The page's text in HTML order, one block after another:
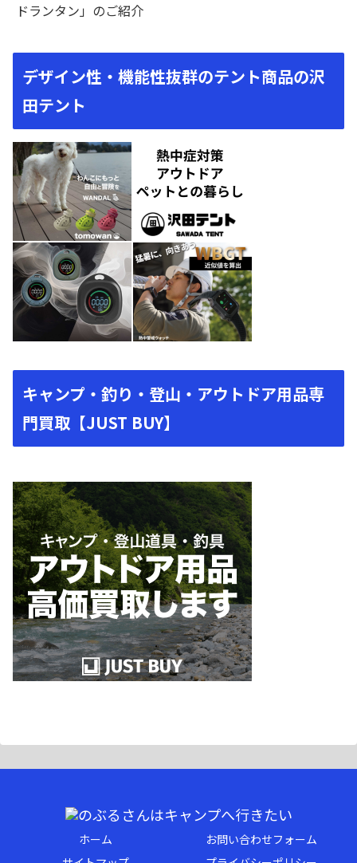
ドランタン」のご紹介
デザイン性・機能性抜群のテント商品の沢
田テント
キャンプ・釣り・登山・アウトドア用品専
門買取【JUST BUY】
ホーム
お問い合わせフォーム